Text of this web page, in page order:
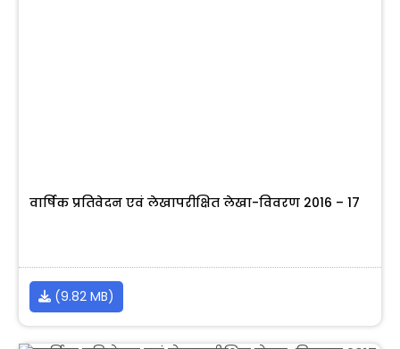
वार्षिक प्रतिवेदन एवं लेखापरीक्षित लेखा-विवरण 2016 – 17
(9.82 MB)